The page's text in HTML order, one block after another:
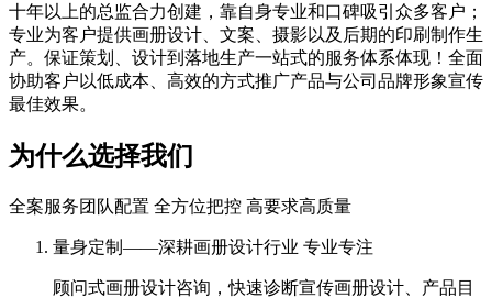
十年以上的总监合力创建，靠自身专业和口碑吸引众多客户；
专业为客户提供画册设计、文案、摄影以及后期的印刷制作生
产。保证策划、设计到落地生产一站式的服务体系体现！全面
协助客户以低成本、高效的方式推广产品与公司品牌形象宣传
最佳效果。
为什么选择我们
全案服务团队配置 全方位把控 高要求高质量
量身定制——深耕画册设计行业 专业专注
顾问式画册设计咨询，快速诊断宣传画册设计、产品目